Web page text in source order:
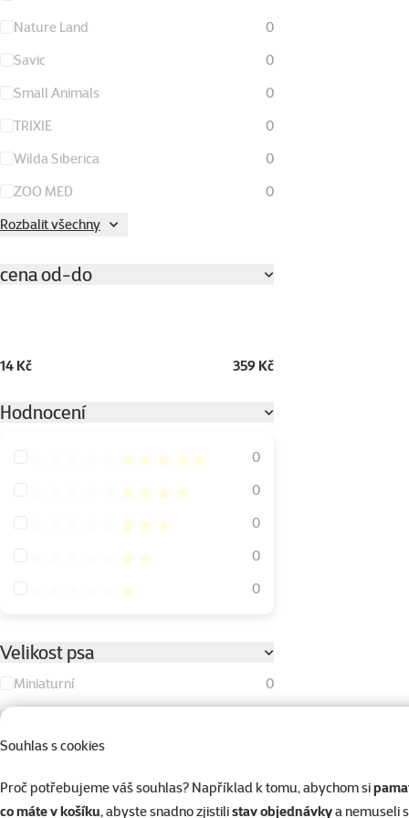
Souhlas s cookies
Proč potřebujeme váš souhlas? Například k tomu, abychom si
co máte v košíku, abyste snadno zjistilistav objednávkya nemuseli
Nature Land
0
Savic
0
Small Animals
0
TRIXIE
0
Wilda Siberica
0
ZOO MED
0
Rozbalit všechny
cena od-do
14 Kč 359 Kč
Hodnocení
Hodnocení 100%
0
Hodnocení 80%
0
Hodnocení 60%
0
Hodnocení 40%
0
Hodnocení 20%
0
Velikost psa
Miniaturní
0
Střední
Velký
0